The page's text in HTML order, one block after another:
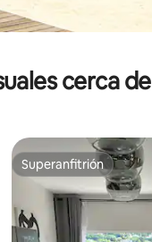
cerca
Superanfitrión
Superanfitrión